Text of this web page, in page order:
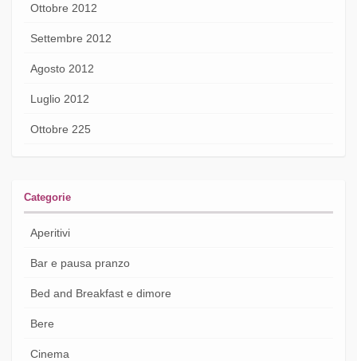
Ottobre 2012
Settembre 2012
Agosto 2012
Luglio 2012
Ottobre 225
Categorie
Aperitivi
Bar e pausa pranzo
Bed and Breakfast e dimore
Bere
Cinema